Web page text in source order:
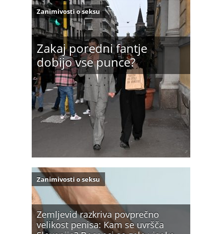
Zakaj poredni fantje
dobijo vse punce?
Zanimivosti o seksu
Zemljevid razkriva povprečno
velikost penisa: Kam se uvršča
Zanimivosti o seksu